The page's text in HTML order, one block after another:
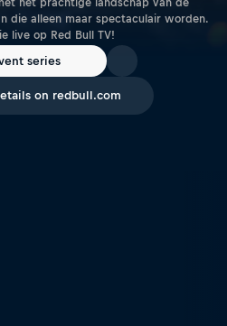
het prachtige landschap van de
die alleen maar spectaculair worden.
live op Red Bull TV!
series
on redbull.com